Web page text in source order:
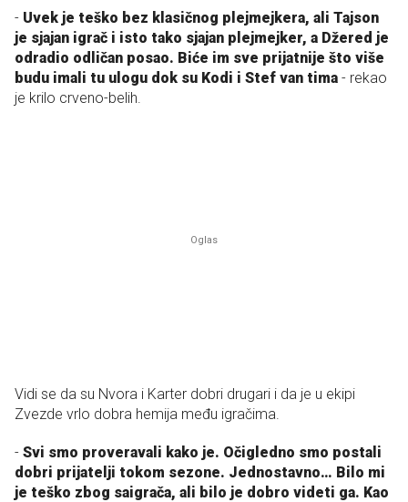
- Uvek je teško bez klasičnog plejmejkera, ali Tajson
je sjajan igrač i isto tako sjajan plejmejker, a Džered je
odradio odličan posao. Biće im sve prijatnije što više
budu imali tu ulogu dok su Kodi i Stef van tima - rekao
je krilo crveno-belih.
Vidi se da su Nvora i Karter dobri drugari i da je u ekipi
Zvezde vrlo dobra hemija među igračima.
- Svi smo proveravali kako je. Očigledno smo postali
dobri prijatelji tokom sezone. Jednostavno… Bilo mi
je teško zbog saigrača, ali bilo je dobro videti ga. Kao